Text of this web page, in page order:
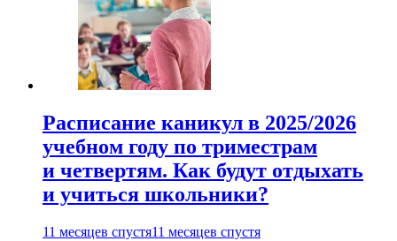
Расписание каникул в 2025/2026
учебном году по триместрам
и четвертям. Как будут отдыхать
и учиться школьники?
11 месяцев спустя11 месяцев спустя